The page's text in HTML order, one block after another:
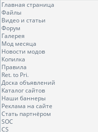
Главная страница
Файлы
Видео и статьи
Форум
Галерея
Мод месяца
Новости модов
Копилка
Правила
Ret. to Pri.
Доска объявлений
Каталог сайтов
Наши баннеры
Реклама на сайте
Стать партнёром
SOC
CS